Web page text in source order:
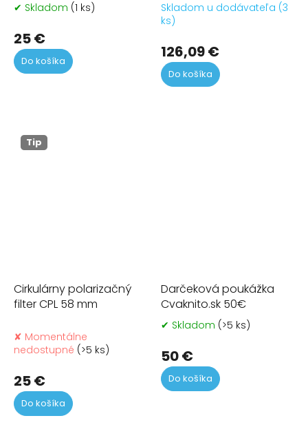
✔ Skladom (1 ks)
25 €
Do košíka
Skladom u dodávateľa (3
ks)
126,09 €
Do košíka
Tip
Cirkulárny polarizačný
filter CPL 58 mm
✘ Momentálne
nedostupné (>5 ks)
25 €
Do košíka
Darčeková poukážka
Cvaknito.sk 50€
✔ Skladom (>5 ks)
50 €
Do košíka